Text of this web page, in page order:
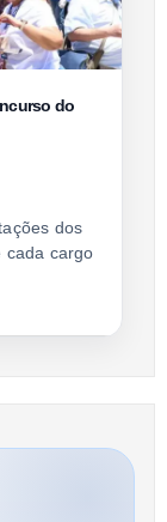
do
dos
cada cargo